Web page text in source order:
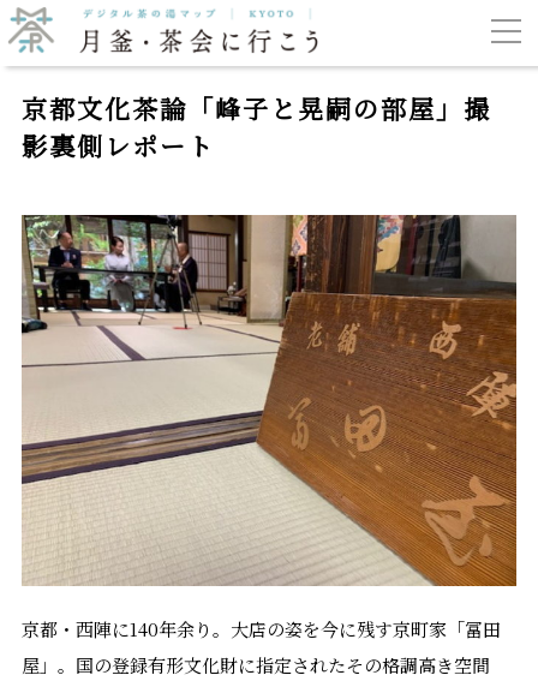
京都文化茶論「峰子と晃嗣の部屋」撮
影裏側レポート
京都・西陣に140年余り。大店の姿を今に残す京町家「冨田
屋」。国の登録有形文化財に指定されたその格調高き空間